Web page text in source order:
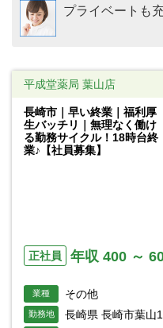
プライベートも
平成堂薬局 葉山店
長崎市｜早い終業｜福利厚
生バッチリ｜無理なく働け
る勤務サイクル！18時台終
業♪【社員募集】
正社員 年収 400 ～
業種 その他
勤務地 長崎県 長崎市葉山